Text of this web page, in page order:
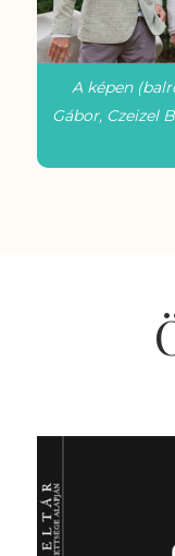
A képen
Gábor, Czeizel